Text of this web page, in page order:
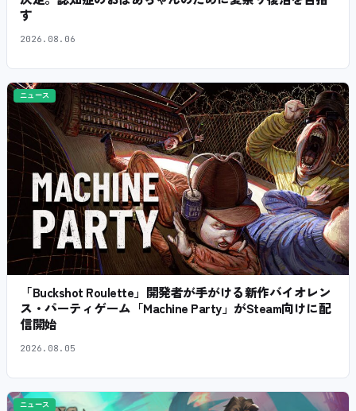
す
2026.08.06
ニュース
「Buckshot Roulette」開発者が手がける新作バイオレン
ス・パーティゲーム「Machine Party」がSteam向けに配
信開始
2026.08.05
ニュース